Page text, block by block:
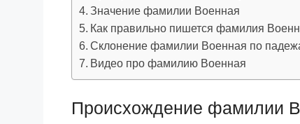
Значение фамилии Военная
Как правильно пишется фамилия
Склонение фамилии Военная по
Видео про фамилию Военная
Происхождение фамилии